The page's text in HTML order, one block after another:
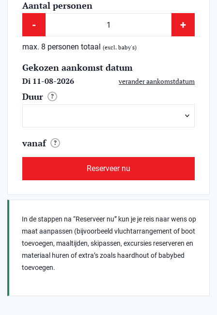
Aantal personen
- +
max. 8 personen totaal (excl. baby's)
Gekozen aankomst datum
Di 11-08-2026 verander aankomstdatum
Duur ?
vanaf ?
Reserveer nu
In de stappen na “Reserveer nu” kun je je reis naar wens op
maat aanpassen (bijvoorbeeld vluchtarrangement of boot
toevoegen, maaltijden, skipassen, excursies reserveren en
materiaal huren of extra’s zoals haardhout of babybed
toevoegen.